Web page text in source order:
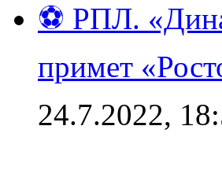
⚽ РПЛ.
примет
24.7.2022,